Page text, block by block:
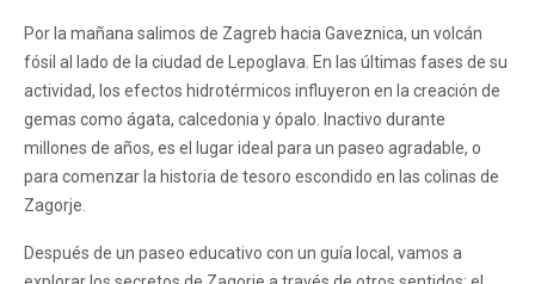
Por la mañana salimos de Zagreb hacia Gaveznica, un volcán
fósil al lado de la ciudad de Lepoglava. En las últimas fases de su
actividad, los efectos hidrotérmicos influyeron en la creación de
gemas como ágata, calcedonia y ópalo. Inactivo durante
millones de años, es el lugar ideal para un paseo agradable, o
para comenzar la historia de tesoro escondido en las colinas de
Zagorje.
Después de un paseo educativo con un guía local, vamos a